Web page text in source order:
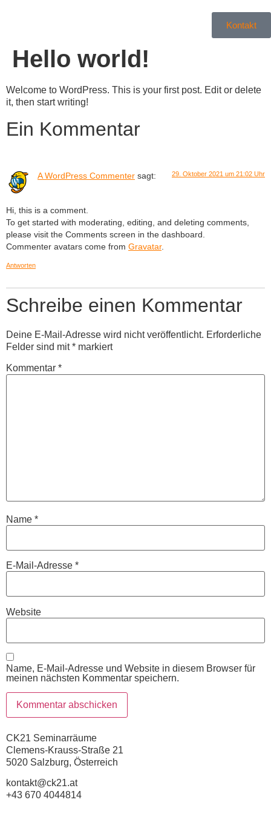
Kontakt
Hello world!
Welcome to WordPress. This is your first post. Edit or delete
it, then start writing!
Ein Kommentar
A WordPress Commenter sagt: 29. Oktober 2021 um 21:02 Uhr
Hi, this is a comment.
To get started with moderating, editing, and deleting comments,
please visit the Comments screen in the dashboard.
Commenter avatars come from Gravatar.
Antworten
Schreibe einen Kommentar
Deine E-Mail-Adresse wird nicht veröffentlicht. Erforderliche
Felder sind mit* markiert
Kommentar *
Name *
E-Mail-Adresse *
Website
Name, E-Mail-Adresse und Website in diesem Browser für
meinen nächsten Kommentar speichern.
CK21 Seminarräume
Clemens-Krauss-Straße 21
5020 Salzburg, Österreich
kontakt@ck21.at
+43 670 4044814